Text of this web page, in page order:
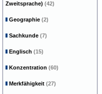
Zweitsprache) (42)
Geographie (2)
Sachkunde (7)
Englisch (15)
Konzentration (60)
Merkfähigkeit (27)